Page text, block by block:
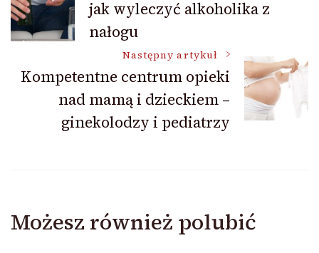
wpisu
jak wyleczyć alkoholika z
nałogu
Następny artykuł
Kompetentne centrum opieki
nad mamą i dzieckiem –
ginekolodzy i pediatrzy
Możesz również polubić